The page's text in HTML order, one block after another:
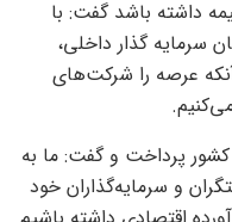
داشته باشد گفت: با
سرمایه گذار داخلی،
عرصه را شرکت‌های
کشور پرداخت و گفت: ما به
و سرمایه‌گذاران خود